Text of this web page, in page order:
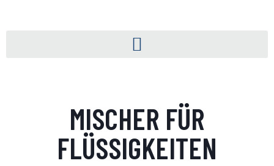
MISCHER FÜR
FLÜSSIGKEITEN